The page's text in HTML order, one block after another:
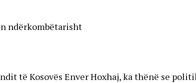
ndërkombëtarisht
të Kosovës Enver Hoxhaj, ka thënë se